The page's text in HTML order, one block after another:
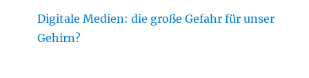
Digitale Medien: die große Gefahr für unser
Gehirn?